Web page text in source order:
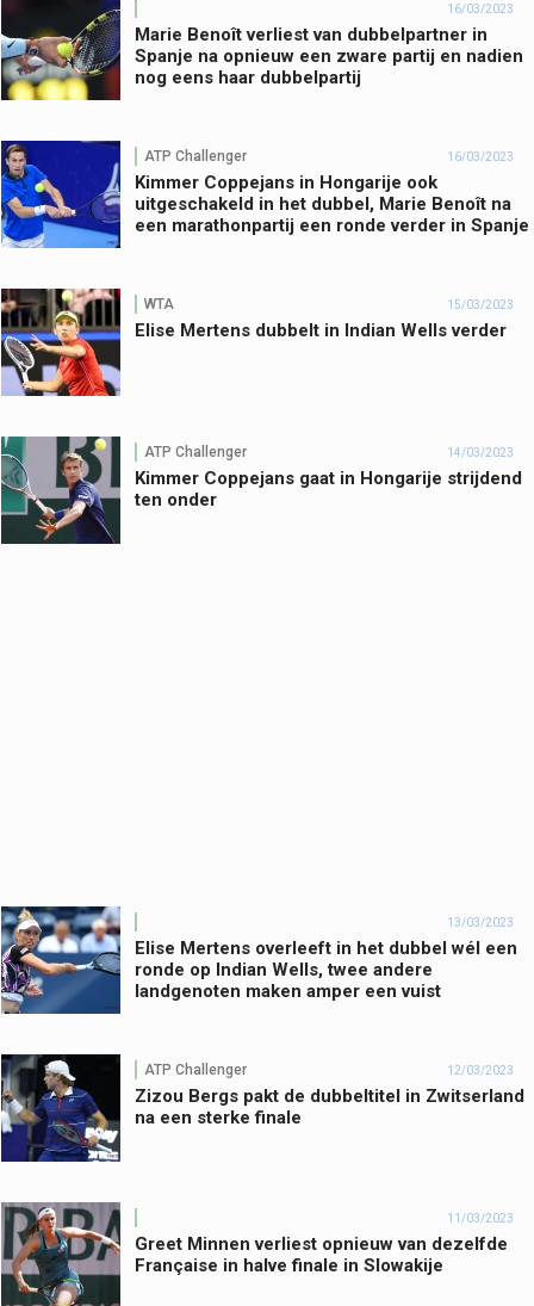
16/03/2023
Marie Benoît verliest van dubbelpartner in
Spanje na opnieuw een zware partij en nadien
nog eens haar dubbelpartij
ATP Challenger 16/03/2023
Kimmer Coppejans in Hongarije ook
uitgeschakeld in het dubbel, Marie Benoît na
een marathonpartij een ronde verder in Spanje
WTA 15/03/2023
Elise Mertens dubbelt in Indian Wells verder
ATP Challenger 14/03/2023
Kimmer Coppejans gaat in Hongarije strijdend
ten onder
13/03/2023
Elise Mertens overleeft in het dubbel wél een
ronde op Indian Wells, twee andere
landgenoten maken amper een vuist
ATP Challenger 12/03/2023
Zizou Bergs pakt de dubbeltitel in Zwitserland
na een sterke finale
11/03/2023
Greet Minnen verliest opnieuw van dezelfde
Française in halve finale in Slowakije